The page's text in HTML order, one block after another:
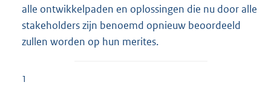
alle ontwikkelpaden en oplossingen die nu door alle
stakeholders zijn benoemd opnieuw beoordeeld
zullen worden op hun merites.
1